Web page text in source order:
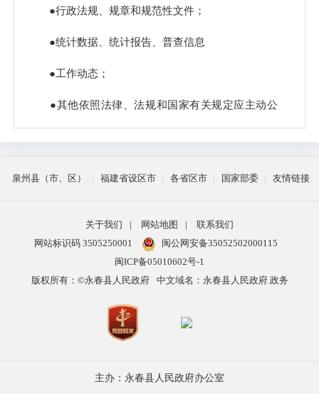
●行政法规、规章和规范性文件；
●统计数据、统计报告、普查信息
●工作动态；
●其他依照法律、法规和国家有关规定应主动公
开的信息。
站上公布。
政府信息公开目录使用电子文档方式编排、记录
和存储各类信息，主要含以下要素：
编码，每条信息有唯一的信息索引号。
泉州县（市、区） 福建省设区市 各省区市 国家部委 友情链接
关于我们 | 网站地图 |
联系我们
网站标识码 3505250001
闽公网安备35052502000115
闽ICP备05010602号-1
版权所有：©永春县人民政府
中文域名：永春县人民政府.政务
主办：永春县人民政府办公室